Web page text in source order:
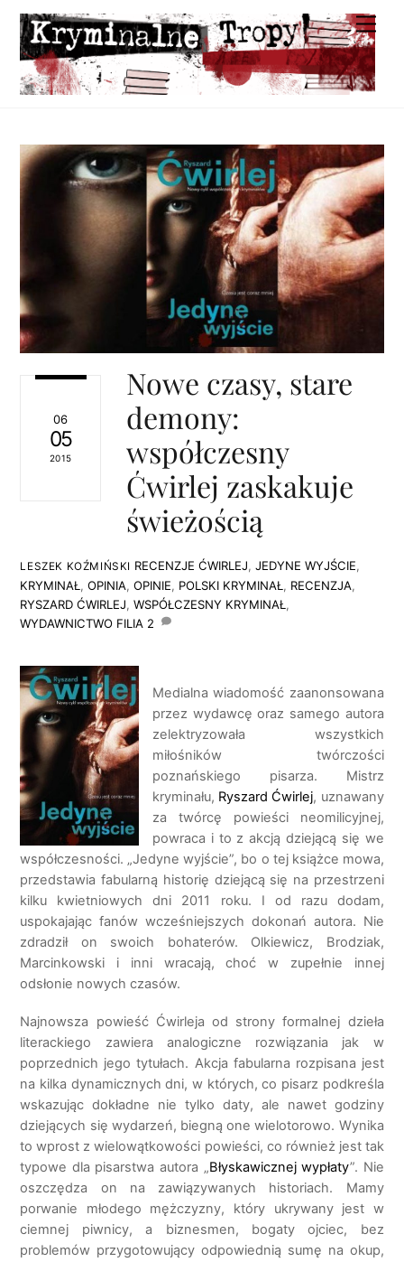
content
06
05
2015
Nowe czasy, stare
demony:
współczesny
Ćwirlej zaskakuje
świeżością
LESZEK KOŹMIŃSKI RECENZJE ĆWIRLEJ, JEDYNE WYJŚCIE,
KRYMINAŁ ,OPINIA,OPINIE, POLSKI KRYMINAŁ , RECENZJA,
RYSZARD ĆWIRLEJ,WSPÓŁCZESNY KRYMINAŁ ,
WYDAWNICTWO FILIA 2
Medialna wiadomość zaanonsowana
przez wydawcę oraz samego autora
zelektryzowała wszystkich
miłośników twórczości
poznańskiego pisarza. Mistrz
kryminału, Ryszard Ćwirlej, uznawany
za twórcę powieści neomilicyjnej,
powraca i to z akcją dziejącą się we
współczesności. „Jedyne wyjście”, bo o tej książce mowa,
przedstawia fabularną historię dziejącą się na przestrzeni
kilku kwietniowych dni 2011 roku. I od razu dodam,
uspokajając fanów wcześniejszych dokonań autora. Nie
zdradził on swoich bohaterów. Olkiewicz, Brodziak,
Marcinkowski i inni wracają, choć w zupełnie innej
odsłonie nowych czasów.
Najnowsza powieść Ćwirleja od strony formalnej dzieła
literackiego zawiera analogiczne rozwiązania jak w
poprzednich jego tytułach. Akcja fabularna rozpisana jest
na kilka dynamicznych dni, w których, co pisarz podkreśla
wskazując dokładne nie tylko daty, ale nawet godziny
dziejących się wydarzeń, biegną one wielotorowo. Wynika
to wprost z wielowątkowości powieści, co również jest tak
typowe dla pisarstwa autora „Błyskawicznej wypłaty”. Nie
oszczędza on na zawiązywanych historiach. Mamy
porwanie młodego mężczyzny, który ukrywany jest w
ciemnej piwnicy, a biznesmen, bogaty ojciec, bez
problemów przygotowujący odpowiednią sumę na okup,